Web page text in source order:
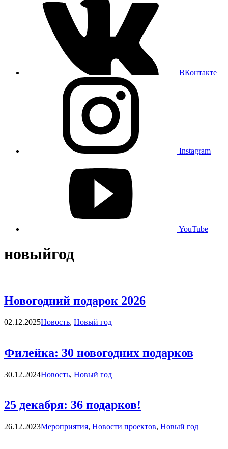
ВКонтакте
Instagram
YouTube
новыйгод
Новогодний подарок 2026
02.12.2025Категории
Новость, Новый год
Филейка: 30 новогодних подарков
30.12.2024Категории
Новость, Новый год
25 декабря: 36 подарков!
26.12.2023Категории
Мероприятия, Новости проектов, Новый год